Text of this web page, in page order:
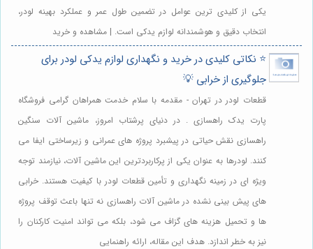
یکی از کلیدی ترین عوامل در تضمین طول عمر و عملکرد بهینه لودر،
انتخاب دقیق و هوشمندانه لوازم یدکی است. | مشاهده و خرید
⭐️ نکاتی کلیدی در خرید و نگهداری لوازم یدکی لودر برای
جلوگیری از خرابی 💡
قطعات لودر در تهران - مقدمه با سلام خدمت همراهان گرامی فروشگاه
پارت یدک راهسازی . در دنیای پرشتاب امروز، ماشین آلات سنگین
راهسازی نقش حیاتی در پیشبرد پروژه های عمرانی و زیرساختی ایفا می
کنند. لودرها به عنوان یکی از پرکاربردترین این ماشین آلات، نیازمند توجه
ویژه ای در زمینه نگهداری و تأمین قطعات لودر با کیفیت هستند. خرابی
های پیش بینی نشده در ماشین آلات راهسازی نه تنها باعث توقف پروژه
ها و تحمیل هزینه های گزاف می شود، بلکه می تواند امنیت کارکنان را
نیز به خطر اندازد. هدف این مقاله، ارائه راهنمایی